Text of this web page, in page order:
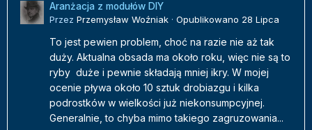
Aranżacja z modułów DIY
Przez Przemysław Woźniak · Opublikowano 28 Lipca
To jest pewien problem, choć na razie nie aż tak
duży. Aktualna obsada ma około roku, więc nie są to
ryby duże i pewnie składają mniej ikry. W mojej
ocenie pływa około 10 sztuk drobiazgu i kilka
podrostków w wielkości już niekonsumpcyjnej.
Generalnie, to chyba mimo takiego zagruzowania...